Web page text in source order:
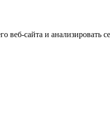
сайта и анализировать